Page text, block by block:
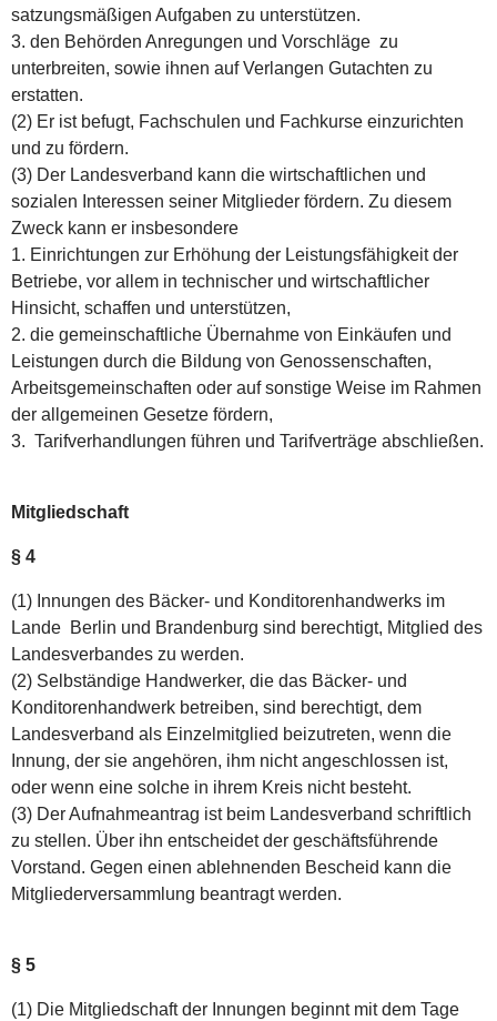
satzungsmäßigen Aufgaben zu unterstützen.
3. den Behörden Anregungen und Vorschläge zu
unterbreiten, sowie ihnen auf Verlangen Gutachten zu
erstatten.
(2) Er ist befugt, Fachschulen und Fachkurse einzurichten
und zu fördern.
(3) Der Landesverband kann die wirtschaftlichen und
sozialen Interessen seiner Mitglieder fördern. Zu diesem
Zweck kann er insbesondere
1. Einrichtungen zur Erhöhung der Leistungsfähigkeit der
Betriebe, vor allem in technischer und wirtschaftlicher
Hinsicht, schaffen und unterstützen,
2. die gemeinschaftliche Übernahme von Einkäufen und
Leistungen durch die Bildung von Genossenschaften,
Arbeitsgemeinschaften oder auf sonstige Weise im Rahmen
der allgemeinen Gesetze fördern,
3. Tarifverhandlungen führen und Tarifverträge abschließen.
Mitgliedschaft
§ 4
(1) Innungen des Bäcker- und Konditorenhandwerks im
Lande Berlin und Brandenburg sind berechtigt, Mitglied des
Landesverbandes zu werden.
(2) Selbständige Handwerker, die das Bäcker- und
Konditorenhandwerk betreiben, sind berechtigt, dem
Landesverband als Einzelmitglied beizutreten, wenn die
Innung, der sie angehören, ihm nicht angeschlossen ist,
oder wenn eine solche in ihrem Kreis nicht besteht.
(3) Der Aufnahmeantrag ist beim Landesverband schriftlich
zu stellen. Über ihn entscheidet der geschäftsführende
Vorstand. Gegen einen ablehnenden Bescheid kann die
Mitgliederversammlung beantragt werden.
§ 5
(1) Die Mitgliedschaft der Innungen beginnt mit dem Tage